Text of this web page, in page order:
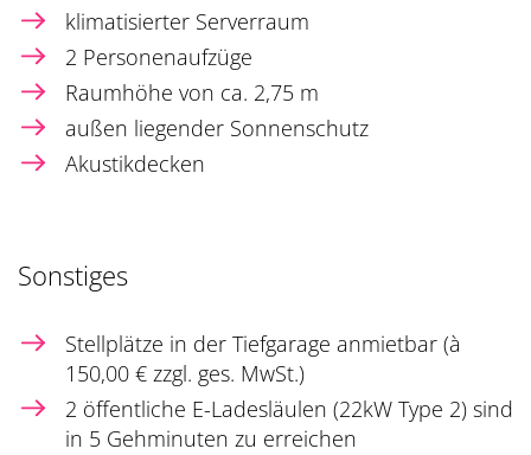
klimatisierter Serverraum
2 Personenaufzüge
Raumhöhe von ca. 2,75 m
außen liegender Sonnenschutz
Akustikdecken
Sonstiges
Stellplätze in der Tiefgarage anmietbar (à
150,00 € zzgl. ges. MwSt.)
2 öffentliche E-Ladesläulen (22kW Type 2) sind
in 5 Gehminuten zu erreichen